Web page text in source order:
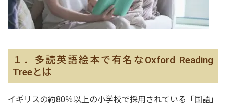
１．多読英語絵本で有名なOxford Reading
Treeとは
イギリスの約80％以上の小学校で採用されている「国語」